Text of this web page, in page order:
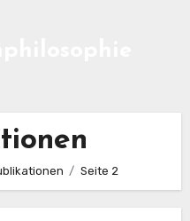
Seite 2